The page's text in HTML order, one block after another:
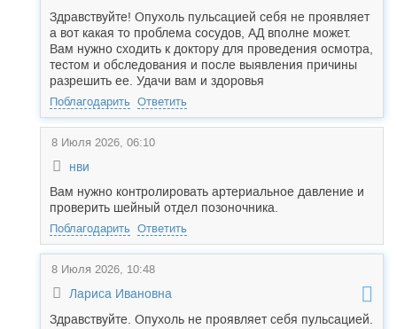
Здравствуйте! Опухоль пульсацией себя не проявляет
а вот какая то проблема сосудов, АД вполне может.
Вам нужно сходить к доктору для проведения осмотра,
тестом и обследования и после выявления причины
разрешить ее. Удачи вам и здоровья
Поблагодарить Ответить
8 Июля 2026, 06:10
нви
Вам нужно контролировать артериальное давление и
проверить шейный отдел позоночника.
Поблагодарить Ответить
8 Июля 2026, 10:48
Лариса Ивановна
Здравствуйте. Опухоль не проявляет себя пульсацией.